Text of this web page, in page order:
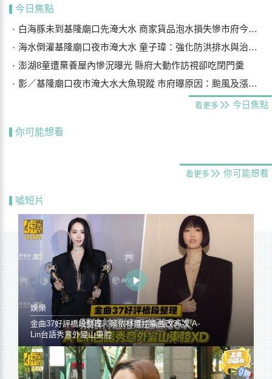
今日焦點
白海豚未到基隆廟口先淹大水 商家貨品泡水損失慘市府今研議災損補償
海水倒灌基隆廟口夜市淹大水 童子瑋：強化防洪排水與治水基礎建設
澎湖8童遭棄養屋內慘況曝光 縣府大動作訪視卻吃閉門羹
影／基隆廟口夜市淹大水大魚現蹤 市府曝原因：颱風及漲潮海水倒灌
看更多 今日焦點
你可能想看
看更多 你可能想看
噓短片
娛樂
金曲37好評橋段整理／蔡依林遭控編曲改36次 A-
Lin台語秀意外變山東腔